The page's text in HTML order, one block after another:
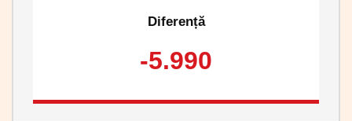
Diferență
-5.990